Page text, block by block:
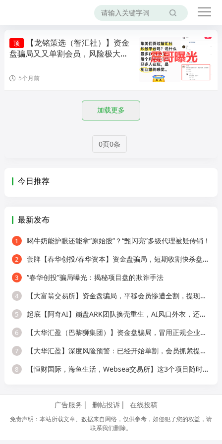
顶
【龙铭策选（智汇社）】资金
盘骗局又又单割会员，风险极大，
5个月前
加载更多
0页0条
今日推荐
最新发布
1 喝牛奶能护眼还能拿“原始股”？“甄闪亮”多级代理被疑传销！
2 套牌【春华创投/春华资本】资金盘骗局，短期收割快杀盘，远离！
3 “春华创投”骗局曝光：揭秘项目盘的欺诈手法
4 【大富翁交易所】资金盘骗局，平移会员惨遭全割，提现直接封号！
5 起底【阿奇AI】崩盘ARK团队换壳重生，AI风口外衣，还是老牌分销套路！
6 【大华汇盈（巴黎狮集团）】资金盘骗局，冒用正规企业名称，大量单割会员，
7 【大华汇盈】深度风险预警：已经开始单割，会员抓紧提现！！！
8 【恒财国际，海鱼生活，Websea交易所】这3个项目随时崩盘跑路，赶快远离！
广告服务 删帖投诉 在线投稿
免责声明：本站所载文章、数据来自网络，仅供参考，如侵犯了您的权益，请
联系我们删除。